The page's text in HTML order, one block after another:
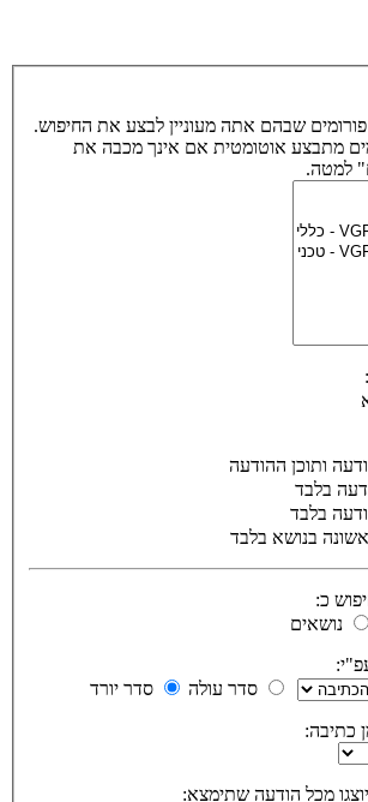
שבהם אתה מעוניין לבצע את החיפוש.
מתבצע אוטומטית אם אינך מכבה את
למטה.
ותוכן ההודעה
בלבד
בלבד
בנושא בלבד
כ:
נושאים
סדר עולה
סדר יורד
כתיבה:
מכל הודעה שתימצא: